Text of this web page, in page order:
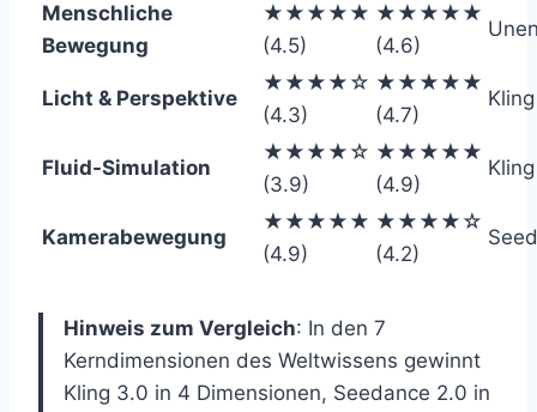
Menschliche
Bewegung
★★★★★
(4.5)
★★★★★
(4.6)
Licht & Perspektive
★★★★☆
(4.3)
★★★★★
(4.7)
Fluid-Simulation
★★★★☆
(3.9)
★★★★★
(4.9)
Kamerabewegung
★★★★★
(4.9)
★★★★☆
(4.2)
Hinweis zum Vergleich: In den 7
Kerndimensionen des Weltwissens gewinnt
Kling 3.0 in 4 Dimensionen, Seedance 2.0 in